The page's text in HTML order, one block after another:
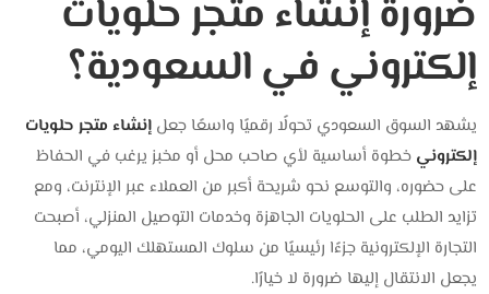
ضرورة إنشاء متجر حلويات
إلكتروني في السعودية؟
يشهد السوق السعودي تحولًا رقميًا واسعًا جعلإنشاء متجر حلويات
إلكتروني خطوة أساسية لأي صاحب محل أو مخبز يرغب في الحفاظ
على حضوره، والتوسع نحو شريحة أكبر من العملاء عبر الإنترنت، ومع
تزايد الطلب على الحلويات الجاهزة وخدمات التوصيل المنزلي، أصبحت
التجارة الإلكترونية جزءًا رئيسيًا من سلوك المستهلك اليومي، مما
يجعل الانتقال إليها ضرورة لا خيارًا.